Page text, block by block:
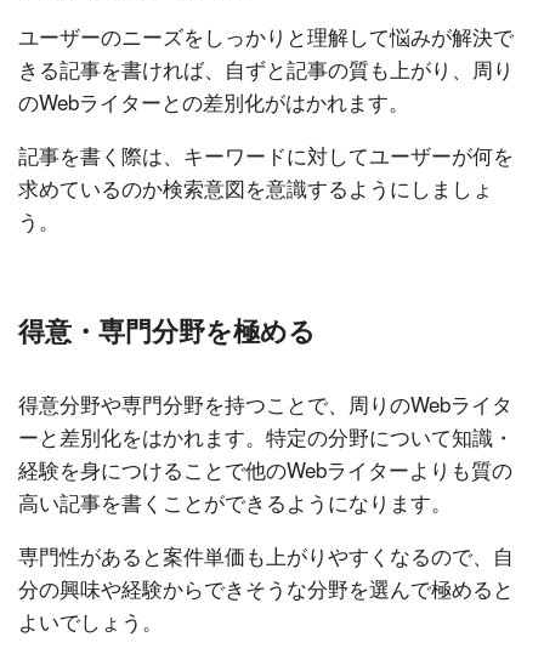
ユーザーのニーズをしっかりと理解して悩みが解決で
きる記事を書ければ、自ずと記事の質も上がり、周り
のWebライターとの差別化がはかれます。
記事を書く際は、キーワードに対してユーザーが何を
求めているのか検索意図を意識するようにしましょ
う。
得意・専門分野を極める
得意分野や専門分野を持つことで、周りのWebライタ
ーと差別化をはかれます。特定の分野について知識・
経験を身につけることで他のWebライターよりも質の
高い記事を書くことができるようになります。
専門性があると案件単価も上がりやすくなるので、自
分の興味や経験からできそうな分野を選んで極めると
よいでしょう。